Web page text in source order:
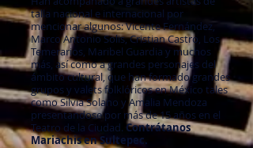
talla nacional e internacional por
mencionar algunos: Vicente Fernández,
Marco Antonio Solis, Cristian Castro, Los
Temerarios, Maribel Guardia y muchos
más, así como a grandes personajes del
ámbito cultural, que han formado grandes
grupos y valets folklóricos en México tales
como Silvia Solano y Amalia Mendoza
presentandose por más de 15 años en el
Teatro de la Ciudad. Contrátanos
Mariachis en Sultepec.